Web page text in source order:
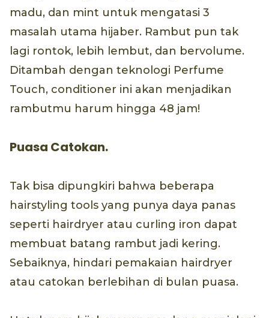
madu, dan mint untuk mengatasi 3
masalah utama hijaber. Rambut pun tak
lagi rontok, lebih lembut, dan bervolume.
Ditambah dengan teknologi Perfume
Touch, conditioner ini akan menjadikan
rambutmu harum hingga 48 jam!
Puasa Catokan.
Tak bisa dipungkiri bahwa beberapa
hairstyling tools yang punya daya panas
seperti hairdryer atau curling iron dapat
membuat batang rambut jadi kering.
Sebaiknya, hindari pemakaian hairdryer
atau catokan berlebihan di bulan puasa.